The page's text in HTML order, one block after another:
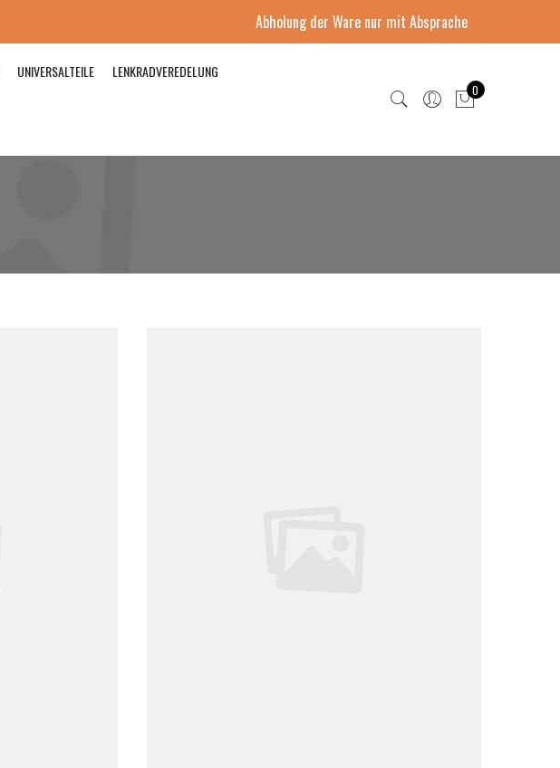
Abholung der Ware nur mit Absprache
UNIVERSALTEILE LENKRADVEREDELUNG
0